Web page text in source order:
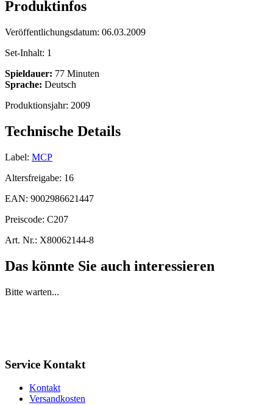
Produktinfos
Veröffentlichungsdatum: 06.03.2009
Set-Inhalt: 1
Spieldauer: 77 Minuten
Sprache: Deutsch
Produktionsjahr: 2009
Technische Details
Label: MCP
Altersfreigabe: 16
EAN: 9002986621447
Preiscode: C207
Art. Nr.: X80062144-8
Das könnte Sie auch interessieren
Bitte warten...
Service Kontakt
Kontakt
Versandkosten